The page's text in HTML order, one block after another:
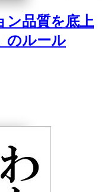
ン品質を底上
のルール